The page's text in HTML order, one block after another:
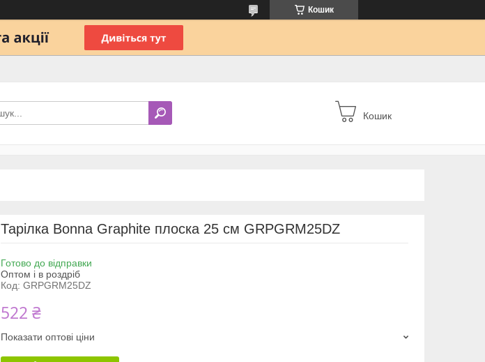
Кошик
Кошик
Тарілка Bonna Graphite плоска 25 см GRPGRM25DZ
Готово до відправки
Оптом і в роздріб
Код: GRPGRM25DZ
522 ₴
Показати оптові ціни